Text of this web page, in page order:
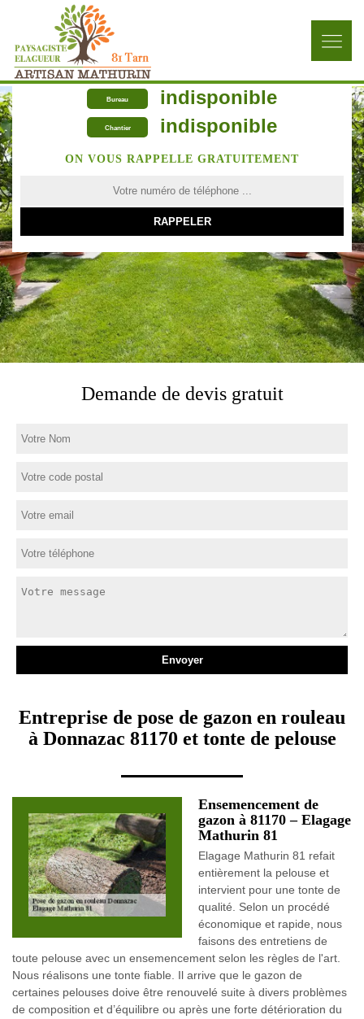
Bureau indisponible
Chantier indisponible
ON VOUS RAPPELLE GRATUITEMENT
Demande de devis gratuit
Entreprise de pose de gazon en rouleau
à Donnazac 81170 et tonte de pelouse
Ensemencement de
gazon à 81170 – Elagage
Mathurin 81
Elagage Mathurin 81 refait
entièrement la pelouse et
intervient pour une tonte de
qualité. Selon un procédé
économique et rapide, nous
faisons des entretiens de
toute pelouse avec un ensemencement selon les règles de l'art.
Nous réalisons une tonte fiable. Il arrive que le gazon de
certaines pelouses doive être renouvelé suite à divers problèmes
de composition et d’équilibre ou après une forte détérioration du